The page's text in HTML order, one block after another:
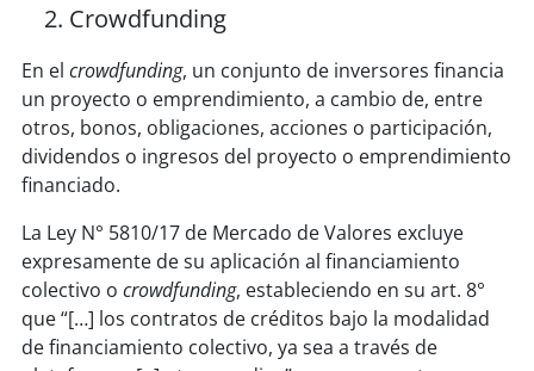
Crowdfunding
En el crowdfunding, un conjunto de inversores financia
un proyecto o emprendimiento, a cambio de, entre
otros, bonos, obligaciones, acciones o participación,
dividendos o ingresos del proyecto o emprendimiento
financiado.
La Ley N° 5810/17 de Mercado de Valores excluye
expresamente de su aplicación al financiamiento
colectivo o crowdfunding, estableciendo en su art. 8°
que “[…] los contratos de créditos bajo la modalidad
de financiamiento colectivo, ya sea a través de